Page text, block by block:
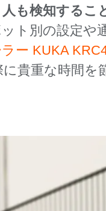
も検知するこ
ト別の設定や
ー KUKA
貴重な時間を